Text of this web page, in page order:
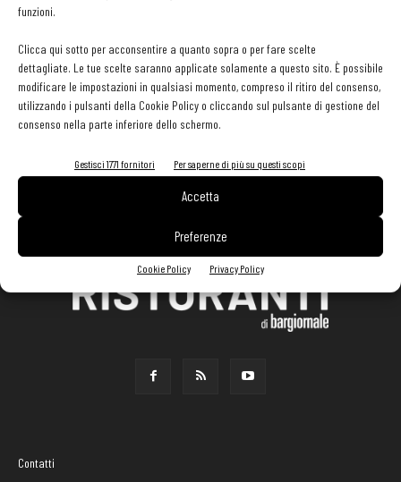
funzioni.
Clicca qui sotto per acconsentire a quanto sopra o per fare scelte
dettagliate. Le tue scelte saranno applicate solamente a questo sito. È possibile
modificare le impostazioni in qualsiasi momento, compreso il ritiro del consenso,
utilizzando i pulsanti della Cookie Policy o cliccando sul pulsante di gestione del
consenso nella parte inferiore dello schermo.
Gestisci 1771 fornitori Per saperne di più su questi scopi
Accetta
Preferenze
Cookie Policy Privacy Policy
Contatti